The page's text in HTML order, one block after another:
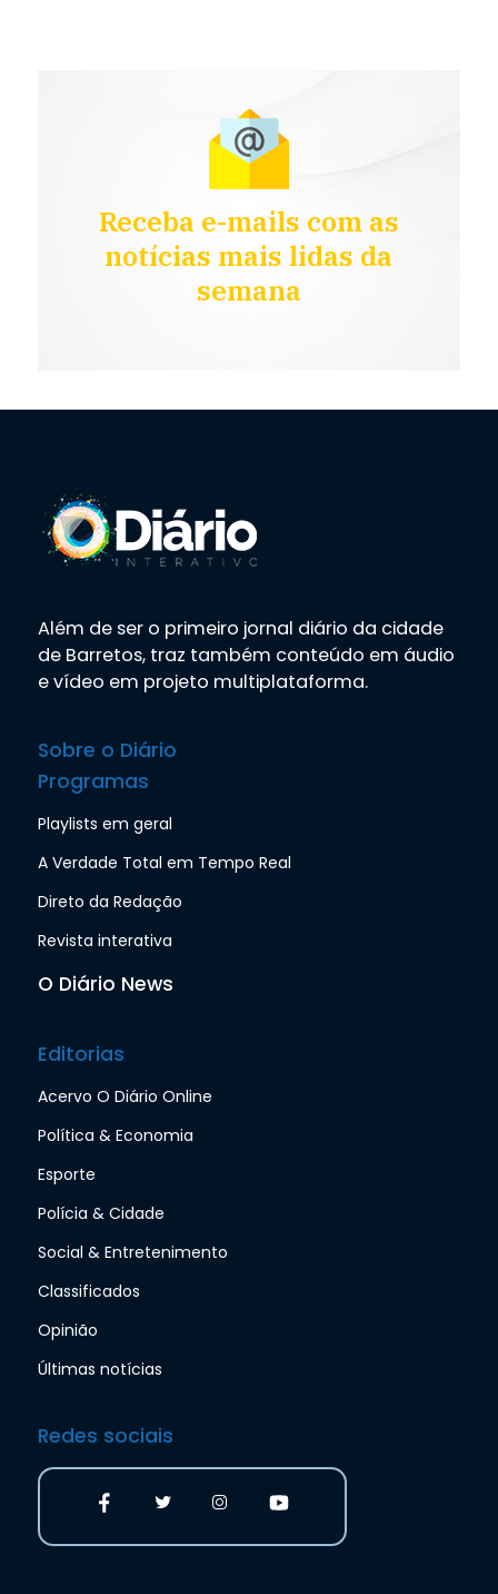
Receba e-mails com as
notícias mais lidas da
semana
Além de ser o primeiro jornal diário da cidade
de Barretos, traz também conteúdo em áudio
e vídeo em projeto multiplataforma.
Sobre o Diário
Programas
Playlists em geral
A Verdade Total em Tempo Real
Direto da Redação
Revista interativa
O Diário News
Editorias
Acervo O Diário Online
Política & Economia
Esporte
Polícia & Cidade
Social & Entretenimento
Classificados
Opinião
Últimas notícias
Redes sociais